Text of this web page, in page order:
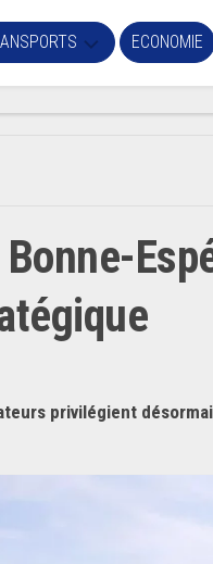
ECONOMIE
privilégient